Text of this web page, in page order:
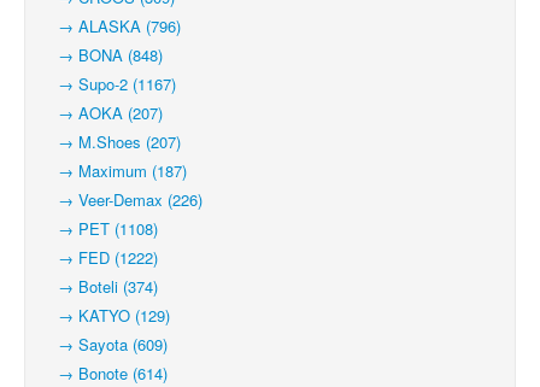
→ ALASKA (796)
→ BONA (848)
→ Supo-2 (1167)
→ AOKA (207)
→ M.Shoes (207)
→ Maximum (187)
→ Veer-Demax (226)
→ PET (1108)
→ FED (1222)
→ Boteli (374)
→ KATYO (129)
→ Sayota (609)
→ Bonote (614)